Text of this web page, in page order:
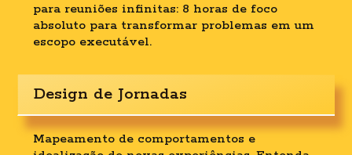
para reuniões infinitas: 8 horas de foco
absoluto para transformar problemas em um
escopo executável.
Design de Jornadas
Mapeamento de comportamentos e